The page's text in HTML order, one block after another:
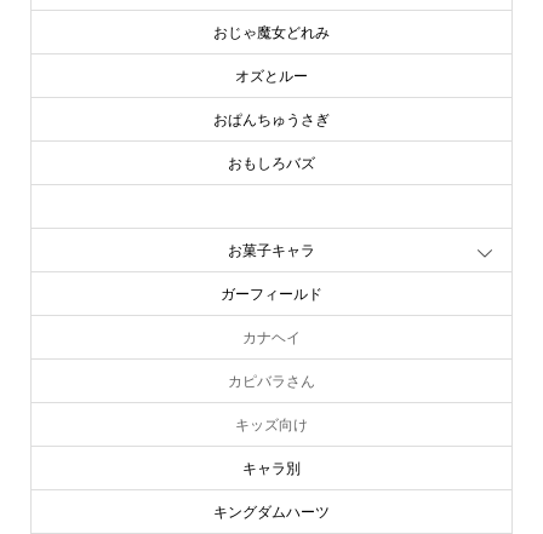
おじゃ魔女どれみ
オズとルー
おぱんちゅうさぎ
おもしろバズ
お菓子キャラ
ガーフィールド
カナヘイ
カピバラさん
キッズ向け
キャラ別
キングダムハーツ